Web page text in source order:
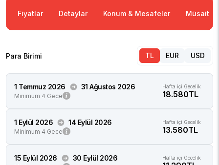
Fiyatlar Detaylar Konum & Mesafeler Müsaitlik
Para Birimi TL EUR USD
1 Temmuz 2026 31 Ağustos 2026
Minimum 4 Gece
Hafta içi Gecelik
18.580TL
1 Eylül 2026 14 Eylül 2026
Minimum 4 Gece
Hafta içi Gecelik
13.580TL
15 Eylül 2026 30 Eylül 2026 Hafta içi Gecelik